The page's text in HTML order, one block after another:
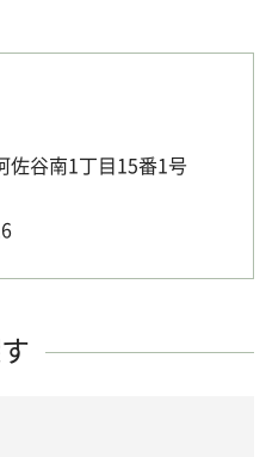
谷南1丁目15番1号